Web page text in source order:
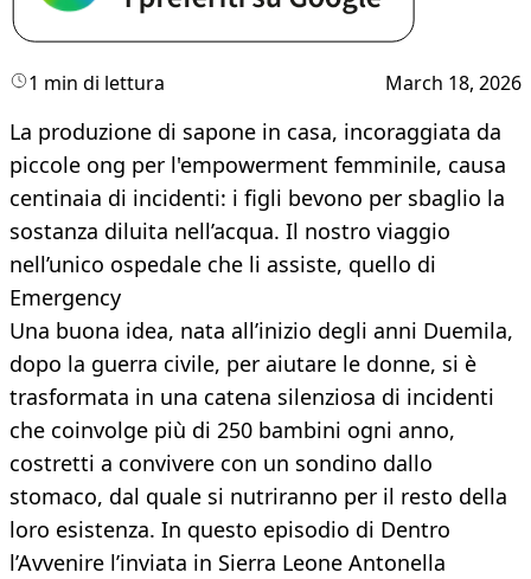
1 min di lettura March 18, 2026
La produzione di sapone in casa, incoraggiata da
piccole ong per l'empowerment femminile, causa
centinaia di incidenti: i figli bevono per sbaglio la
sostanza diluita nell’acqua. Il nostro viaggio
nell’unico ospedale che li assiste, quello di
Emergency
Una buona idea, nata all’inizio degli anni Duemila,
dopo la guerra civile, per aiutare le donne, si è
trasformata in una catena silenziosa di incidenti
che coinvolge più di 250 bambini ogni anno,
costretti a convivere con un sondino dallo
stomaco, dal quale si nutriranno per il resto della
loro esistenza. In questo episodio di Dentro
l’Avvenire l’inviata in Sierra Leone Antonella